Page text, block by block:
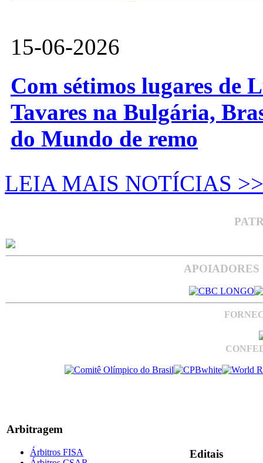
15-06-2026
Com sétimos lugares de
Tavares na Bulgária,
do Mundo de remo
LEIA MAIS NOTÍCIAS >>
Arbitragem
Árbitros FISA
Editais